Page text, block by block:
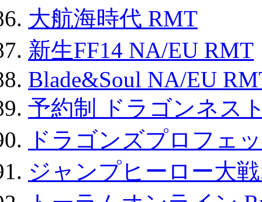
大航海時代 RMT
新生FF14 NA/EU RMT
Blade&Soul NA/EU
予約制 ドラゴンネス
ドラゴンズプロフェ
ジャンプヒーロー大